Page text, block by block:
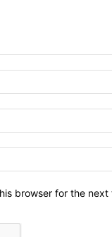
browser for the next